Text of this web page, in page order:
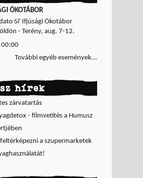
ÖKOTÁBOR
Si' Ifjúsági Ökotábor
- Terény, aug. 7-12.
00:00
További egyéb események...
hírek
zárvatartás
- filmvetítés a Humusz
a szupermarketek